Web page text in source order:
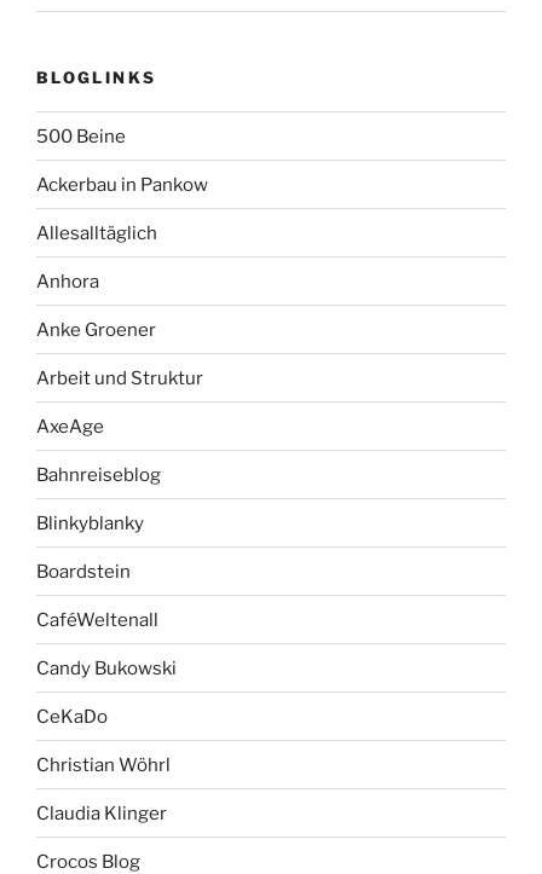
BLOGLINKS
500 Beine
Ackerbau in Pankow
Allesalltäglich
Anhora
Anke Groener
Arbeit und Struktur
AxeAge
Bahnreiseblog
Blinkyblanky
Boardstein
CaféWeltenall
Candy Bukowski
CeKaDo
Christian Wöhrl
Claudia Klinger
Crocos Blog